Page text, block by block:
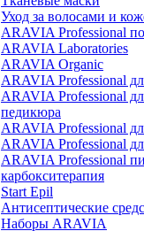
Уход за волосами и
ARAVIA Professional
ARAVIA Laboratories
ARAVIA Organic
ARAVIA Professional
ARAVIA Professional
педикюра
ARAVIA Professional
ARAVIA Professional
ARAVIA Professional
карбокситерапия
Start Epil
Антисептические
Наборы ARAVIA